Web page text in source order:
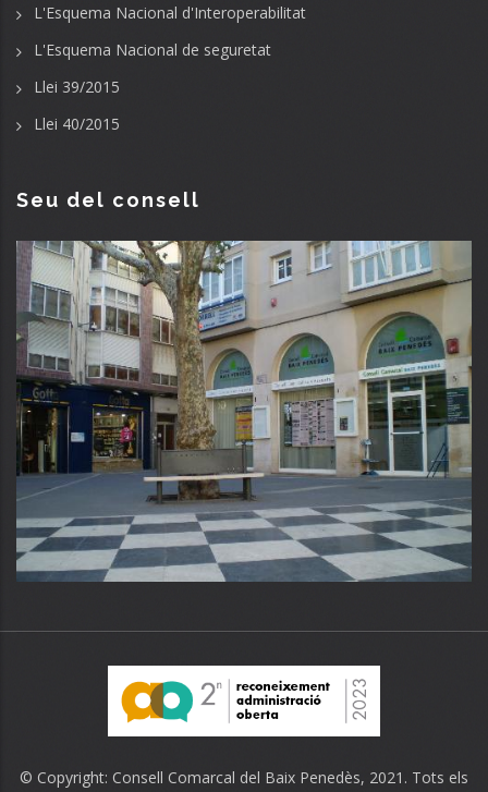
L'Esquema Nacional d'Interoperabilitat
L'Esquema Nacional de seguretat
Llei 39/2015
Llei 40/2015
Seu del consell
© Copyright: Consell Comarcal del Baix Penedès, 2021. Tots els